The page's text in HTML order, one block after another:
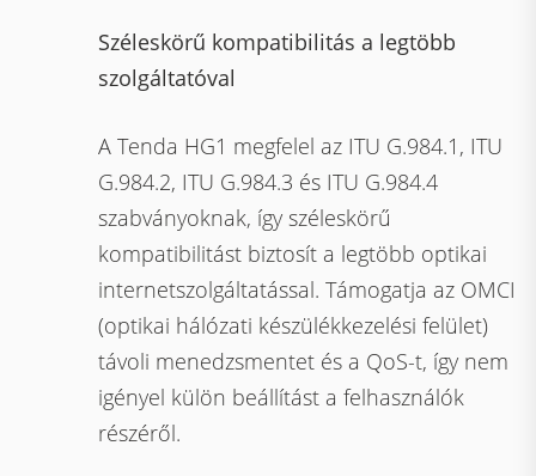
Széleskörű kompatibilitás a legtöbb
szolgáltatóval
A Tenda HG1 megfelel az ITU G.984.1, ITU
G.984.2, ITU G.984.3 és ITU G.984.4
szabványoknak, így széleskörű
kompatibilitást biztosít a legtöbb optikai
internetszolgáltatással. Támogatja az OMCI
(optikai hálózati készülékkezelési felület)
távoli menedzsmentet és a QoS-t, így nem
igényel külön beállítást a felhasználók
részéről.